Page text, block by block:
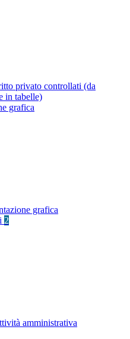
privato controllati (da
in tabelle)
grafica
grafica
2
amministrativa